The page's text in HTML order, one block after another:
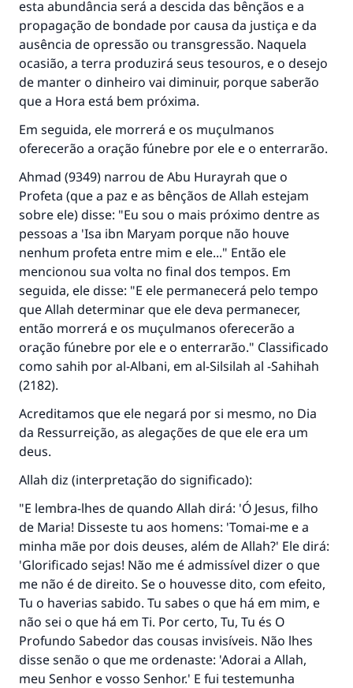
esta abundância será a descida das bênçãos e a
propagação de bondade por causa da justiça e da
ausência de opressão ou transgressão. Naquela
ocasião, a terra produzirá seus tesouros, e o desejo
de manter o dinheiro vai diminuir, porque saberão
que a Hora está bem próxima.
Em seguida, ele morrerá e os muçulmanos
oferecerão a oração fúnebre por ele e o enterrarão.
Ahmad (9349) narrou de Abu Hurayrah que o
Profeta (que a paz e as bênçãos de Allah estejam
sobre ele) disse: "Eu sou o mais próximo dentre as
pessoas a 'Isa ibn Maryam porque não houve
nenhum profeta entre mim e ele..." Então ele
mencionou sua volta no final dos tempos. Em
seguida, ele disse: "E ele permanecerá pelo tempo
que Allah determinar que ele deva permanecer,
então morrerá e os muçulmanos oferecerão a
oração fúnebre por ele e o enterrarão." Classificado
como sahih por al-Albani, em al-Silsilah al -Sahihah
(2182).
Acreditamos que ele negará por si mesmo, no Dia
da Ressurreição, as alegações de que ele era um
deus.
Allah diz (interpretação do significado):
"E lembra-lhes de quando Allah dirá: 'Ó Jesus, filho
de Maria! Disseste tu aos homens: 'Tomai-me e a
minha mãe por dois deuses, além de Allah?' Ele dirá:
'Glorificado sejas! Não me é admissível dizer o que
me não é de direito. Se o houvesse dito, com efeito,
Tu o haverias sabido. Tu sabes o que há em mim, e
não sei o que há em Ti. Por certo, Tu, Tu és O
Profundo Sabedor das cousas invisíveis. Não lhes
disse senão o que me ordenaste: 'Adorai a Allah,
meu Senhor e vosso Senhor.' E fui testemunha